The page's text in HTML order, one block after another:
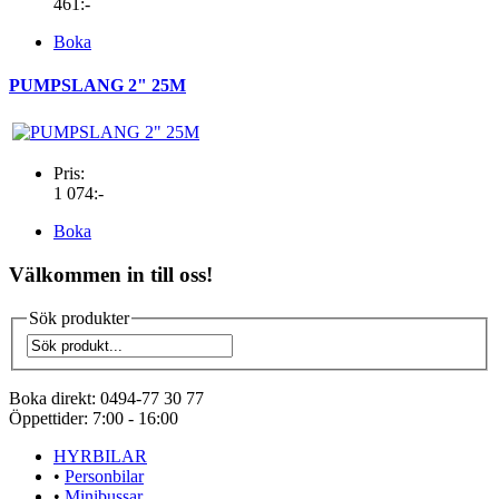
Boka
PUMPSLANG 2" 25M
Pris:
1 074:-
Boka
Välkommen in till oss!
Sök produkter
Boka direkt: 0494-77 30 77
Öppettider: 7:00 - 16:00
HYRBILAR
• Personbilar